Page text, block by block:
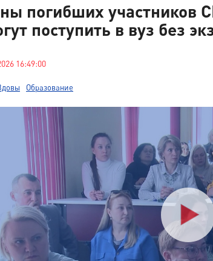
погибших участников
поступить в вуз без
16:49:00
Образование